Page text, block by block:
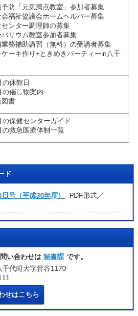
予防「元気満点教室」参加者募集
会福祉協議会ホームヘルパー募集
センター調理師の募集
バリウム教室参加者募集
業務補助講習（無料）の受講者募集
ケーキ作り+ときめきパーティーin八千
の休館日
の催し物案内
図書
の保健センターガイド
の救急医療体制一覧
ド
号（平成30年度）
PDF形式／
い合わせは 秘書課 です。
代町大字菅谷1170
せはこちら